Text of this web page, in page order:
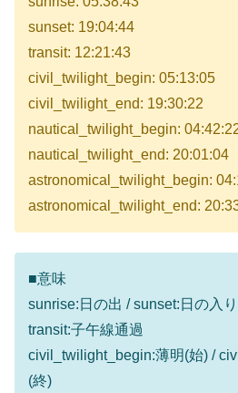
sunset: 19:04:44
transit: 12:21:43
civil_twilight_begin: 05:13:05
civil_twilight_end: 19:30:22
nautical_twilight_begin:
nautical_twilight_end: 20:01:04
astronomical_twilight_begin:
astronomical_twilight_end:
■意味
sunrise:日の出 / sunset:日の入り
transit:子午線通過
civil_twilight_begin:薄明(始) /
(終)